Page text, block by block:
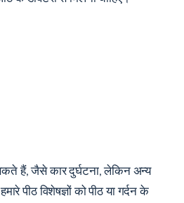
हैं, जैसे कार दुर्घटना, लेकिन अन्य
पीठ विशेषज्ञों को पीठ या गर्दन के